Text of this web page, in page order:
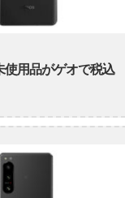
使用品がゲオで税込